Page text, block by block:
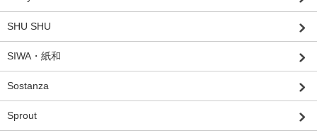
SHU SHU
SIWA・紙和
Sostanza
Sprout